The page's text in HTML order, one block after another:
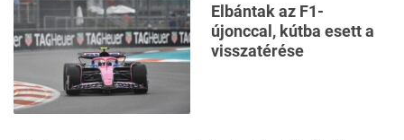
Elbántak az F1-
újonccal, kútba esett a
visszatérése